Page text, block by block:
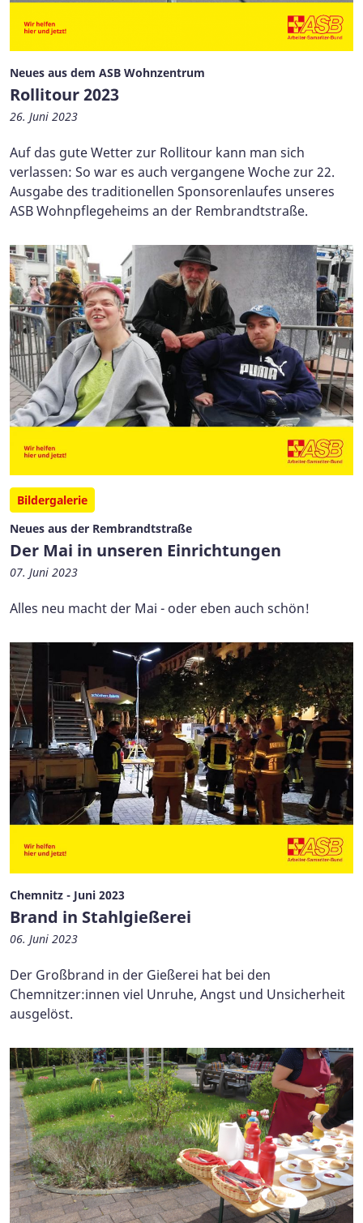
Neues aus dem ASB Wohnzentrum
Rollitour 2023
26. Juni 2023
Auf das gute Wetter zur Rollitour kann man sich
verlassen: So war es auch vergangene Woche zur 22.
Ausgabe des traditionellen Sponsorenlaufes unseres
ASB Wohnpflegeheims an der Rembrandtstraße.
Bildergalerie
Neues aus der Rembrandtstraße
Der Mai in unseren Einrichtungen
07. Juni 2023
Alles neu macht der Mai - oder eben auch schön!
Chemnitz - Juni 2023
Brand in Stahlgießerei
06. Juni 2023
Der Großbrand in der Gießerei hat bei den
Chemnitzer:innen viel Unruhe, Angst und Unsicherheit
ausgelöst.